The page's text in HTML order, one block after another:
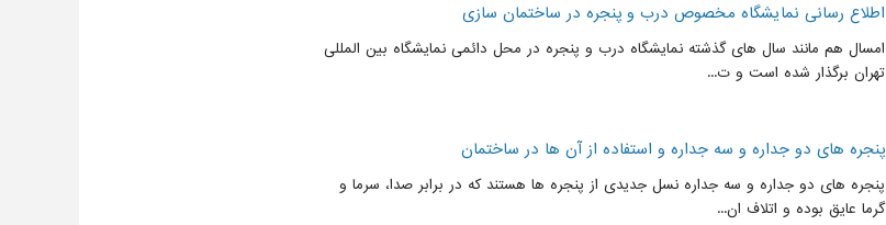
اطلاع رسانی نمایشگاه مخصوص درب و پنجره در ساختمان سازی
امسال هم مانند سال های گذشته نمایشگاه درب و پنجره در محل دائمی نمایشگاه بین المللی
تهران برگذار شده است و ت...
پنجره های دو جداره و سه جداره و استفاده از آن ها در ساختمان
پنجره های دو جداره و سه جداره نسل جدیدی از پنجره ها هستند که در برابر صدا، سرما و
گرما عایق بوده و اتلاف ان...